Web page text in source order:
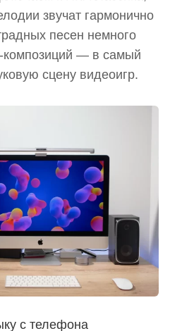
звучат гармонично
песен немного
композиций — в самый
сцену видеоигр.
с телефона